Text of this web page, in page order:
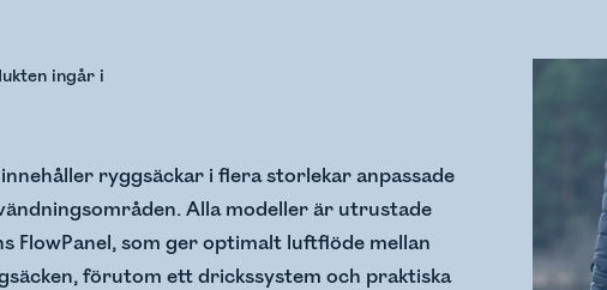
ingår i
ryggsäckar i flera storlekar anpassade
Alla modeller är utrustade
FlowPanel, som ger optimalt luftflöde mellan
förutom ett drickssystem och praktiska